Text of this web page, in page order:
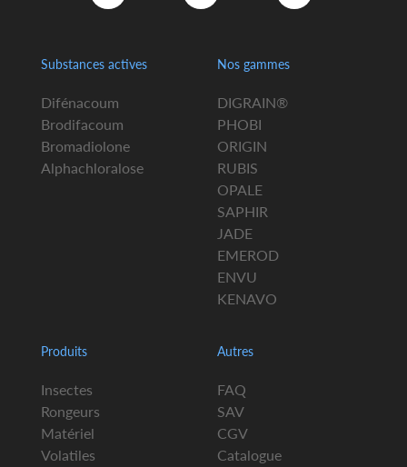
Substances actives
Difénacoum
Brodifacoum
Bromadiolone
Alphachloralose
Nos gammes
DIGRAIN®
PHOBI
ORIGIN
RUBIS
OPALE
SAPHIR
JADE
EMEROD
ENVU
KENAVO
Produits
Insectes
Rongeurs
Matériel
Volatiles
Autres
FAQ
SAV
CGV
Catalogue